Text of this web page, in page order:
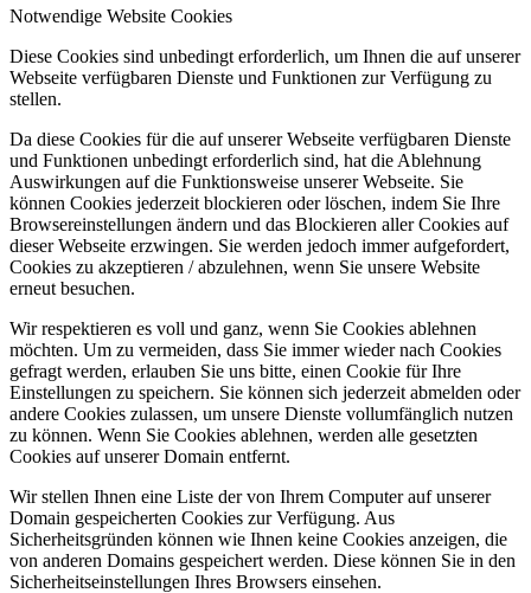
Notwendige Website Cookies
Diese Cookies sind unbedingt erforderlich, um Ihnen die auf unserer
Webseite verfügbaren Dienste und Funktionen zur Verfügung zu
stellen.
Da diese Cookies für die auf unserer Webseite verfügbaren Dienste
und Funktionen unbedingt erforderlich sind, hat die Ablehnung
Auswirkungen auf die Funktionsweise unserer Webseite. Sie
können Cookies jederzeit blockieren oder löschen, indem Sie Ihre
Browsereinstellungen ändern und das Blockieren aller Cookies auf
dieser Webseite erzwingen. Sie werden jedoch immer aufgefordert,
Cookies zu akzeptieren / abzulehnen, wenn Sie unsere Website
erneut besuchen.
Wir respektieren es voll und ganz, wenn Sie Cookies ablehnen
möchten. Um zu vermeiden, dass Sie immer wieder nach Cookies
gefragt werden, erlauben Sie uns bitte, einen Cookie für Ihre
Einstellungen zu speichern. Sie können sich jederzeit abmelden oder
andere Cookies zulassen, um unsere Dienste vollumfänglich nutzen
zu können. Wenn Sie Cookies ablehnen, werden alle gesetzten
Cookies auf unserer Domain entfernt.
Wir stellen Ihnen eine Liste der von Ihrem Computer auf unserer
Domain gespeicherten Cookies zur Verfügung. Aus
Sicherheitsgründen können wie Ihnen keine Cookies anzeigen, die
von anderen Domains gespeichert werden. Diese können Sie in den
Sicherheitseinstellungen Ihres Browsers einsehen.